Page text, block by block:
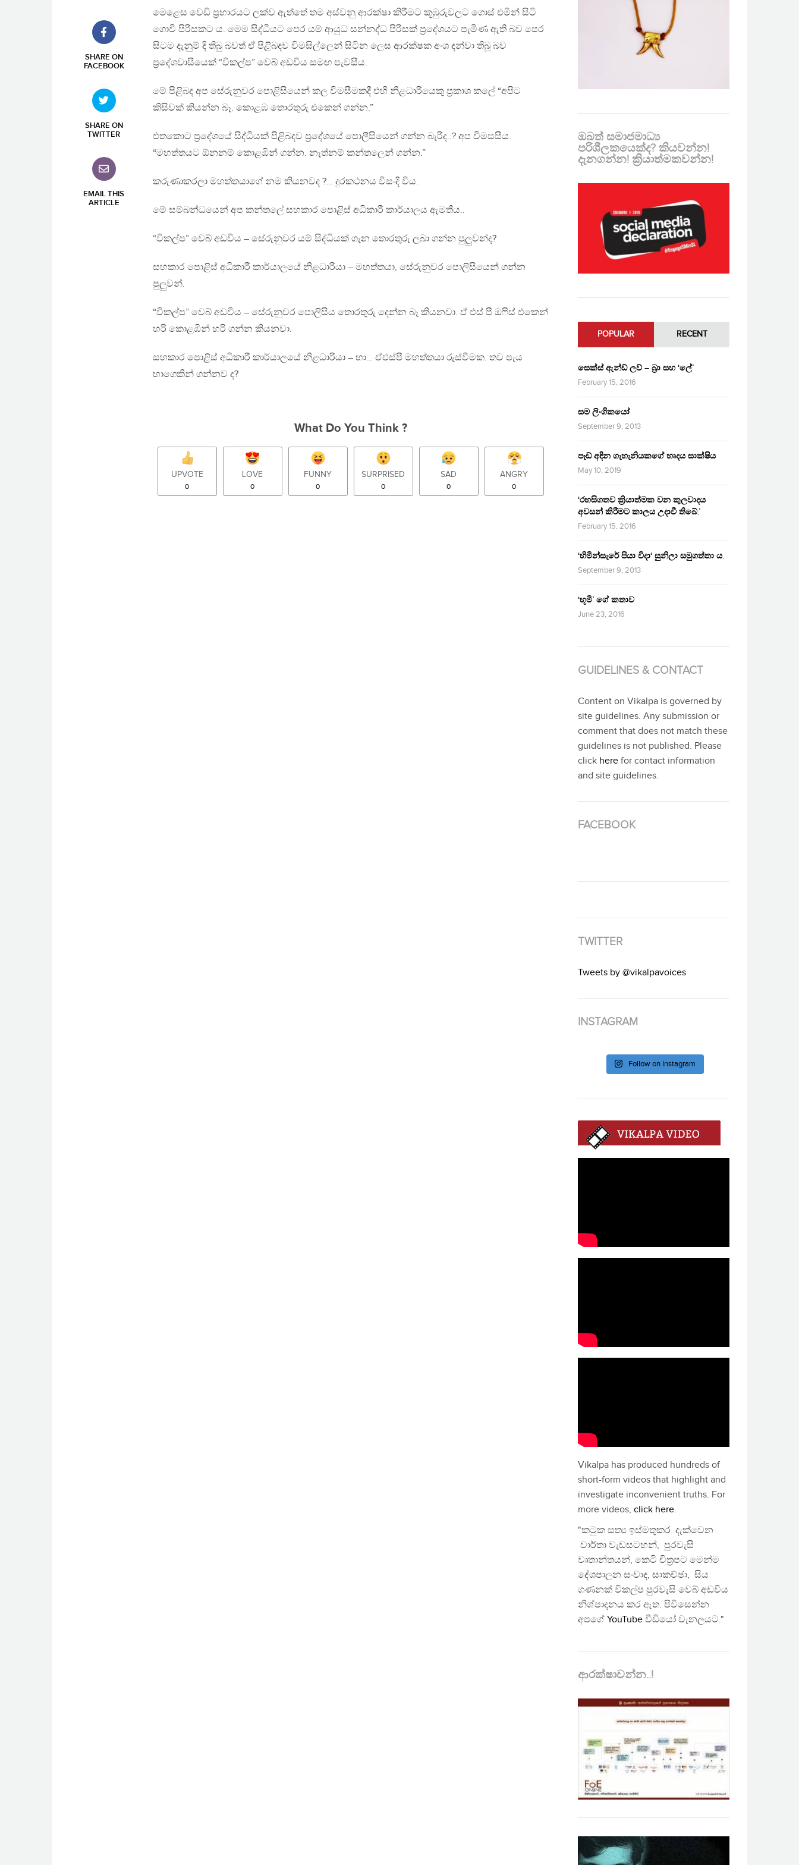
SHARE ON
FACEBOOK
SHARE ON
TWITTER
EMAIL THIS
ARTICLE
මෙළෙස වෙඩි ප්‍රහාරයට ලක්ව ඇත්තේ තම අස්වනු ආරක්ෂා කිරීමට කූඹුරුවලට ගොස් එමින් සිටි
ගොවි පිරිසකට ය. මෙම සිද්ධියට පෙර යම් ආයුධ සන්නද්ධ පිරිසක් ප්‍රදේශයට පැමිණ ඇති බව පෙර
සිටම දැනුම් දි තිබු බවත් ඒ පිළිබදව විමසිල්ලෙන් සිටින ලෙස ආරක්ෂක අංශ දන්වා තිබූ බව
ප්‍රදේශවාසීයෙක් “විකල්ප” වෙබ් අඩවිය සමඟ පැවසීය.
මේ පිළිබද අප සේරුනුවර පොළිසියෙන් කල විමසීමකදී එහි නිළධාරියෙකු ප්‍රකාශ කලේ “අපිට
කිසිවක් කියන්න බෑ. කොළඹ තොරතුරු එකෙන් ගන්න.”
එතකොට ප්‍රදේශයේ සිද්ධියක් පිළිබදව ප්‍රදේශයේ පොලීසියෙන් ගන්න බැරිද..? අප විමසසීය.
“මහත්තයට ඕනනම් කොළඹින් ගන්න. නැත්නම් කන්තලෙන් ගන්න.”
කරුණාකරලා මහත්තයාගේ නම කියනවද ?… දුරකථනය විසංදි විය.
මේ සම්බන්ධයෙන් අප කන්තලේ සහකාර පොළිස් අධිකාරී කාර්යාලය ඇමතීය..
“විකල්ප” වෙබ් අඩවිය – සේරුනුවර යම් සිද්ධියක් ගැන තොරතුරු ලබා ගන්න පුලුවන්ද?
සහකාර පොළිස් අධිකාරී කාර්යාලයේ නිළධාරියා – මහත්තයා, සේරුනුවර පොලිසියෙන් ගන්න
පුලුවන්.
“විකල්ප” වෙබ් අඩවිය – සේරුනුවර පොලිසිය තොරතුරු දෙන්න බෑ කියනවා. ඒ එස් පී ඔෆිස් එකෙන්
හරි කොළඹින් හරි ගන්න කියනවා.
සහකාර පොළිස් අධිකාරී කාර්යාලයේ නිළධාරියා – හා… ඒඑස්පී මහත්තයා රුස්වීමක. තව පැය
භාගෙකින් ගන්නව ද?
What Do You Think ?
UPVOTE
0
LOVE
0
FUNNY
0
SURPRISED
0
SAD
0
ANGRY
0
ඔබත් සමාජමාධ්‍ය
පරිශීලකයෙක්ද? කියවන්න!
දැනගන්න! ක්‍රියාත්මකවන්න!
POPULAR RECENT
සෙක්ස් ඇන්ඩ් ලව් – බ්‍රා සහ ‘ලේ’
February 15, 2016
සම ලිංගිකයෝ
September 9, 2013
පෑඩ් අඳින ගැහැනියකගේ හෘදය සාක්ෂිය
May 10, 2019
‘රහසිගතව ක්‍රියාත්මක වන කුලවාදය
අවසන් කිරීමට කාලය උදාවී තිබේ.’
February 15, 2016
‘හිමින්සැරේ පියා විදා‘ සුනිලා සමුගත්තා ය.
September 9, 2013
‘භූමි’ ගේ කතාව
June 23, 2016
GUIDELINES & CONTACT
Content on Vikalpa is governed by
site guidelines. Any submission or
comment that does not match these
guidelines is not published. Please
click here for contact information
and site guidelines.
FACEBOOK
TWITTER
Tweets by @vikalpavoices
INSTAGRAM
Follow on Instagram
Vikalpa has produced hundreds of
short-form videos that highlight and
investigate inconvenient truths. For
more videos, click here.
"කටුක සත්‍ය ඉස්මතුකර දැක්වෙන
වාර්තා වැඩසටහන්, පුරවැසි
වෘතාන්තයන්, කෙටි චිත්‍රපට මෙන්ම
දේශපාලන සංවාද, සාකච්ඡා, සිය
ගණනක් විකල්ප පුරවැසි වෙබ් අඩවිය
නිශ්පාදනය කර ඇත. පිවිසෙන්න
අපගේ YouTube වීඩියෝ චැනලයට."
ආරක්ෂාවන්න..!